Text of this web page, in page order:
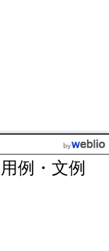
例・文例